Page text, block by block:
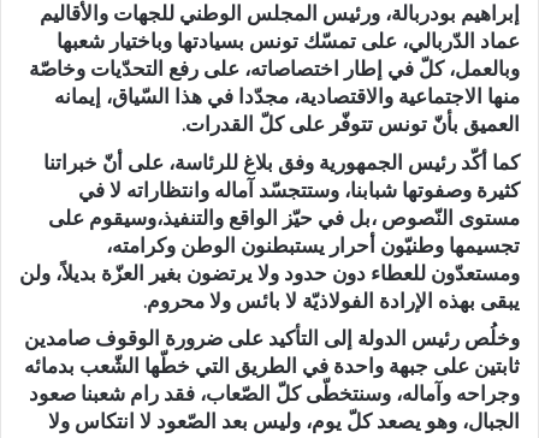
إبراهيم بودربالة، ورئيس المجلس الوطني للجهات والأقاليم
عماد الدّربالي، على تمسّك تونس بسيادتها وباختيار شعبها
وبالعمل، كلّ في إطار اختصاصاته، على رفع التحدّيات وخاصّة
منها الاجتماعية والاقتصادية، مجدّدا في هذا السّياق، إيمانه
العميق بأنّ تونس تتوفّر على كلّ القدرات.
كما أكّد رئيس الجمهورية وفق بلاغ للرئاسة، على أنّ خبراتنا
كثيرة وصفوتها شبابنا، وستتجسّد آماله وانتظاراته لا في
مستوى النّصوص ،بل في حيّز الواقع والتنفيذ،وسيقوم على
تجسيمها وطنيّون أحرار يستبطنون الوطن وكرامته،
ومستعدّون للعطاء دون حدود ولا يرتضون بغير العزّة بديلاً، ولن
يبقى بهذه الإرادة الفولاذيّة لا بائس ولا محروم.
وخلُص رئيس الدولة إلى التأكيد على ضرورة الوقوف صامدين
ثابتين على جبهة واحدة في الطريق التي خطّها الشّعب بدمائه
وجراحه وآماله، وسنتخطّى كلّ الصّعاب، فقد رام شعبنا صعود
الجبال، وهو يصعد كلّ يوم، وليس بعد الصّعود لا انتكاس ولا